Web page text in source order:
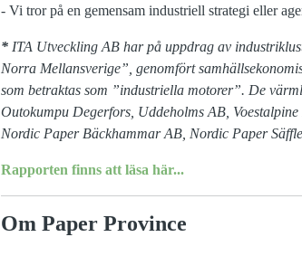
- Vi tror på en gemensam industriell strategi eller
* ITA Utveckling AB har på uppdrag av
Norra Mellansverige”, genomfört
som betraktas som ”industriella motorer”. De
Outokumpu Degerfors, Uddeholms AB,
Nordic Paper Bäckhammar AB, Nordic Paper
Rapporten finns att läsa här...
Om Paper Province